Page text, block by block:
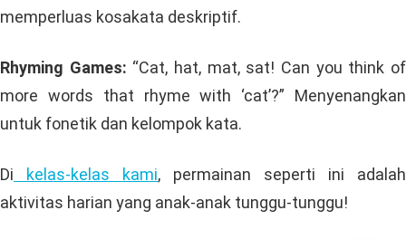
memperluas kosakata deskriptif.
Rhyming Games: “Cat, hat, mat, sat! Can you think of
more words that rhyme with ‘cat’?” Menyenangkan
untuk fonetik dan kelompok kata.
Di kelas-kelas kami, permainan seperti ini adalah
aktivitas harian yang anak-anak tunggu-tunggu!